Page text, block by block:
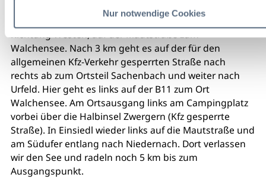
Nur notwendige Cookies
Ausgangspunkt am Schützenhaus Jachenau,
Ortsmitte, unter der Kirche, großer Parkplatz. Von dort
Richtung Westen, auf der Mautstraße zum
Walchensee. Nach 3 km geht es auf der für den
allgemeinen Kfz-Verkehr gesperrten Straße nach
rechts ab zum Ortsteil Sachenbach und weiter nach
Urfeld. Hier geht es links auf der B11 zum Ort
Walchensee. Am Ortsausgang links am Campingplatz
vorbei über die Halbinsel Zwergern (Kfz gesperrte
Straße). In Einsiedl wieder links auf die Mautstraße und
am Südufer entlang nach Niedernach. Dort verlassen
wir den See und radeln noch 5 km bis zum
Ausgangspunkt.